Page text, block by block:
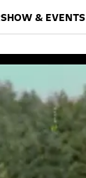
& EVENTS